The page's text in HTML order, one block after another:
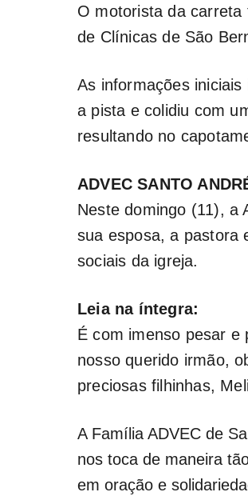
O motorista da carreta
de Clínicas de São
As informações
a pista e colidiu com
resultando no
ADVEC SANTO
Neste domingo (11), a
sua esposa, a pastora
sociais da igreja.
Leia na íntegra:
É com imenso pesar e
nosso querido irmão,
preciosas filhinhas,
A Família ADVEC de
nos toca de maneira
em oração e